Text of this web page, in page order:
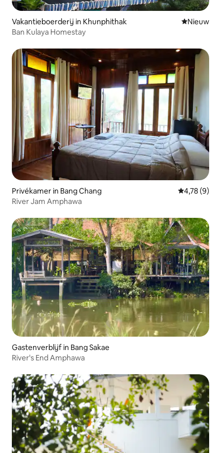
Vakantieboerderij in Khunphithak Nieuwe
Nieuw
Ban Kulaya Homestay
Privékamer in Bang Chang
4,78 (9)
River Jam Amphawa
Gastenverblijf in Bang Sakae
River's End Amphawa